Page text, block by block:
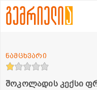
შოკოლადის კექსი
ნამცხვარი